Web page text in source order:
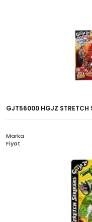
GJT56000 HGJZ STRETCH
Marka
Fiyat